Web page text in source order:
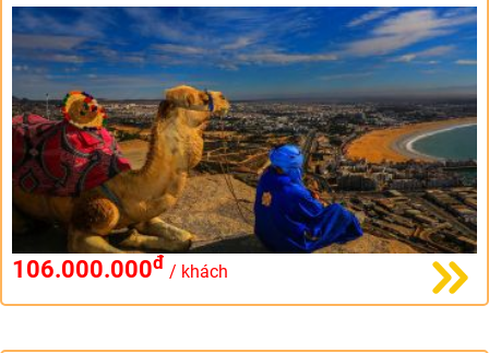
106.000.000đ / khách